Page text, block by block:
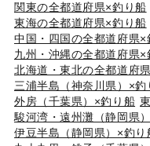
関東の全都道府県×釣り船
東海の全都道府県×釣り船
中国・四国の全都道府県×
九州・沖縄の全都道府県×
北海道・東北の全都道府
三浦半島（神奈川県）×釣
外房（千葉県）×釣り船
駿河湾・遠州灘（静岡県
伊豆半島（静岡県）×釣り